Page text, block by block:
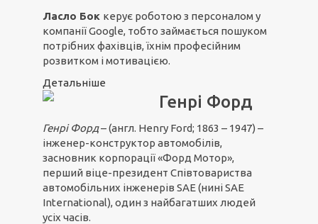
Ласло Бок керує роботою з персоналом у
компанії Google, тобто займається пошуком
потрібних фахівців, їхнім професійним
розвитком і мотивацією.
Детальніше
Генрі Форд
Генрі Форд– (англ. Henry Ford; 1863 – 1947) –
інженер-конструктор автомобілів,
засновник корпорації «Форд Мотор»,
перший віце-президент Співтовариства
автомобільних інженерів SAE (нині SAE
International), один з найбагатших людей
усіх часів.